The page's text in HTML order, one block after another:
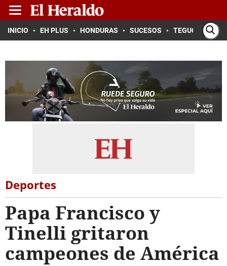
INICIO EH PLUS HONDURAS SUCESOS TEGUCIGALPA
Deportes
Papa Francisco y
Tinelli gritaron
campeones de América